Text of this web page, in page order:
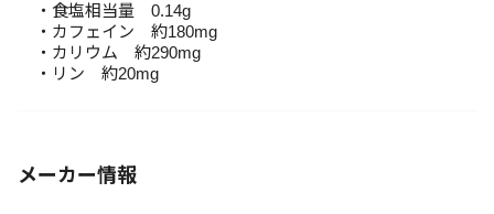
・食塩相当量 0.14g
・カフェイン 約180mg
・カリウム 約290mg
・リン 約20mg
メーカー情報